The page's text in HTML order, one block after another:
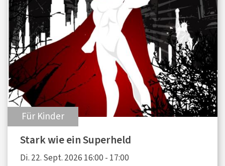
Für Kinder:
Stark wie ein Superheld
Di. 22. Sept. 2026 16:00 - 17:00